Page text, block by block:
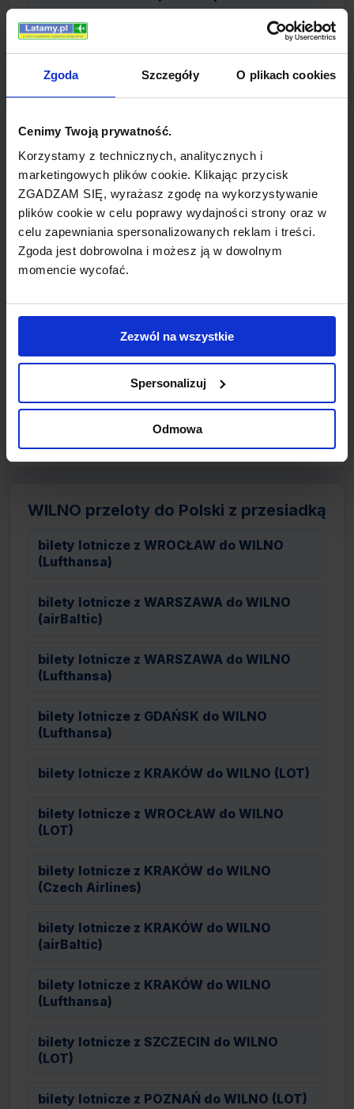
Zgoda Szczegóły O plikach cookies
Cenimy Twoją prywatność.
Korzystamy z technicznych, analitycznych i
marketingowych plików cookie. Klikając przycisk
ZGADZAM SIĘ, wyrażasz zgodę na wykorzystywanie
plików cookie w celu poprawy wydajności strony oraz w
celu zapewniania spersonalizowanych reklam i treści.
Zgoda jest dobrowolna i możesz ją w dowolnym
momencie wycofać.
Zezwól na wszystkie
Spersonalizuj
Odmowa
Palanga International Airport
bilety lotnicze z WILNO do RYGA (airBaltic)
bilety lotnicze z WILNO do PRAGA (Czech
Airlines)
bilety lotnicze z WILNO do WARSZAWA
(LOT)
bilety lotnicze z WILNO do OSLO
(Norwegian)
bilety lotnicze z WILNO do MOSKWA
WILNO przeloty do Polski z przesiadką
bilety lotnicze z WROCŁAW do WILNO
(Lufthansa)
bilety lotnicze z WARSZAWA do WILNO
(airBaltic)
bilety lotnicze z WARSZAWA do WILNO
(Lufthansa)
bilety lotnicze z GDAŃSK do WILNO
(Lufthansa)
bilety lotnicze z KRAKÓW do WILNO (LOT)
bilety lotnicze z WROCŁAW do WILNO
(LOT)
bilety lotnicze z KRAKÓW do WILNO
(Czech Airlines)
bilety lotnicze z KRAKÓW do WILNO
(airBaltic)
bilety lotnicze z KRAKÓW do WILNO
(Lufthansa)
bilety lotnicze z SZCZECIN do WILNO
(LOT)
bilety lotnicze z POZNAŃ do WILNO (LOT)